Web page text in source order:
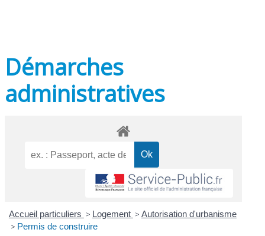
Démarches
administratives
Accueil particuliers > Logement > Autorisation d'urbanisme
> Permis de construire